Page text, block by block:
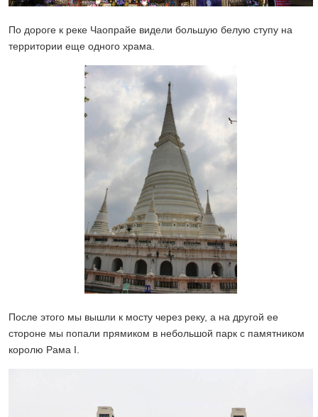
По дороге к реке Чаопрайе видели большую белую ступу на
территории еще одного храма.
После этого мы вышли к мосту через реку, а на другой ее
стороне мы попали прямиком в небольшой парк с памятником
королю Рама I.